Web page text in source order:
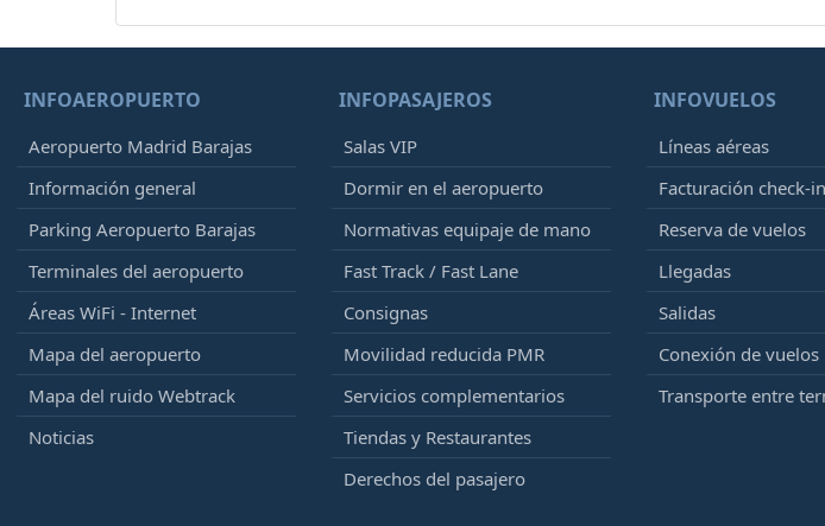
INFOAEROPUERTO
Aeropuerto Madrid Barajas
Información general
Parking Aeropuerto Barajas
Terminales del aeropuerto
Áreas WiFi - Internet
Mapa del aeropuerto
Mapa del ruido Webtrack
Noticias
INFOPASAJEROS
Salas VIP
Dormir en el aeropuerto
Normativas equipaje de mano
Fast Track / Fast Lane
Consignas
Movilidad reducida PMR
Servicios complementarios
Tiendas y Restaurantes
Derechos del pasajero
INFOVUELOS
Líneas aéreas
Facturación check-in
Reserva de vuelos
Llegadas
Salidas
Conexión de vuelos
Transporte entre